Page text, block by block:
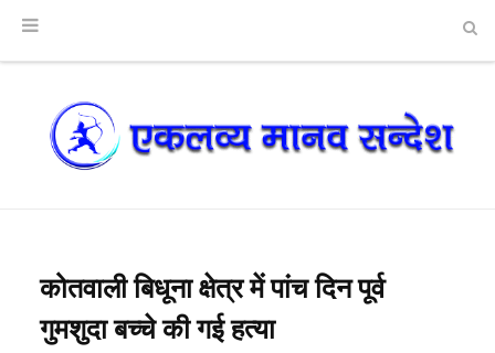
कोतवाली बिधूना क्षेत्र में पांच दिन पूर्व
गुमशुदा बच्चे की गई हत्या